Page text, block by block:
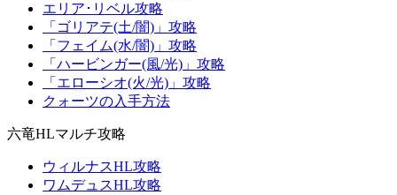
エリア･リベル攻略
「ゴリアテ(土/闇)」攻略
「フェイム(水/闇)」攻略
「ハービンガー(風/光)」攻略
「エローシオ(火/光)」攻略
クォーツの入手方法
六竜HLマルチ攻略
ウィルナスHL攻略
ワムデュスHL攻略